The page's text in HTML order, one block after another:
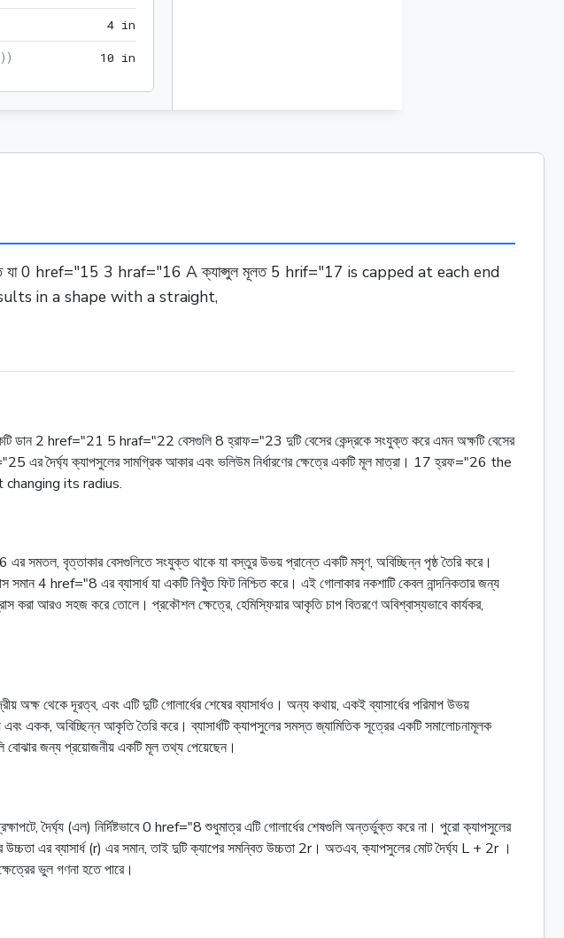
4 in
) 10 in
আকৃতি যা 0 href="15 3 hraf="16 A ক্যাপ্সুল মূলত 5 hrif="17 is capped at each end
in a shape with a straight,
ডান 2 href="21 5 hraf="22 বেসগুলি 8 হ্রাফ="23 দুটি বেসের কেন্দ্রকে সংযুক্ত করে এমন অক্ষটি বেসের
দৈর্ঘ্য ক্যাপসুলের সামগ্রিক আকার এবং ভলিউম নির্ধারণের ক্ষেত্রে একটি মূল মাত্রা। 17 হ্রফ="26 the
its radius.
বৃত্তাকার বেসগুলিতে সংযুক্ত থাকে যা বস্তুর উভয় প্রান্তে একটি মসৃণ, অবিচ্ছিন্ন পৃষ্ঠ তৈরি করে।
4 href="8 এর ব্যাসার্ধ যা একটি নিখুঁত ফিট নিশ্চিত করে। এই গোলাকার নকশাটি কেবল নান্দনিকতার জন্য
করা আরও সহজ করে তোলে। প্রকৌশল ক্ষেত্রে, হেমিস্ফিয়ার আকৃতি চাপ বিতরণে অবিশ্বাস্যভাবে কার্যকর,
থেকে দূরত্ব, এবং এটি দুটি গোলার্ধের শেষের ব্যাসার্ধও। অন্য কথায়, একই ব্যাসার্ধের পরিমাপ উভয়
এবং একক, অবিচ্ছিন্ন আকৃতি তৈরি করে। ব্যাসার্ধটি ক্যাপসুলের সমস্ত জ্যামিতিক সূত্রের একটি সমালোচনামূলক
বোঝার জন্য প্রয়োজনীয় একটি মূল তথ্য পেয়েছেন।
দৈর্ঘ্য (এল) নির্দিষ্টভাবে 0 href="8 শুধুমাত্র এটি গোলার্ধের শেষগুলি অন্তর্ভুক্ত করে না। পুরো ক্যাপসুলের
এর ব্যাসার্ধ (r) এর সমান, তাই দুটি ক্যাপের সমন্বিত উচ্চতা 2r। অতএব, ক্যাপসুলের মোট দৈর্ঘ্য L + 2r ।
ভুল গণনা হতে পারে।